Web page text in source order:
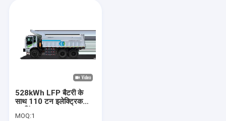
528kWh LFP बैटरी के
साथ 110 टन इलेक्ट्रिक
MOQ:1